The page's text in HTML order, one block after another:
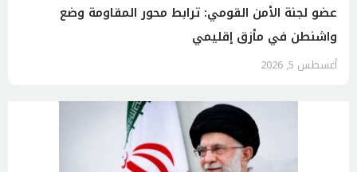
عضو لجنة الأمن القومي: ترابط محور المقاومة وضع
واشنطن في مأزق إقليمي
أغسطس 5, 2026